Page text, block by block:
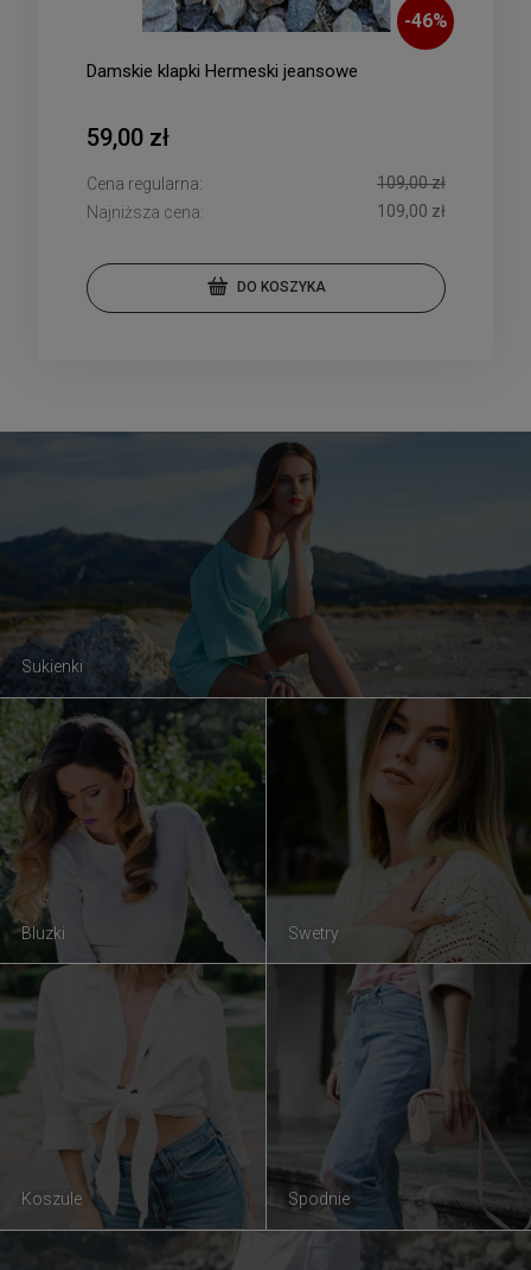
-46%
Damskie klapki Hermeski jeansowe
59,00 zł
Cena regularna:
109,00 zł
Najniższa cena:
109,00 zł
DO KOSZYKA
Sukienki
Bluzki Swetry
Koszule Spodnie